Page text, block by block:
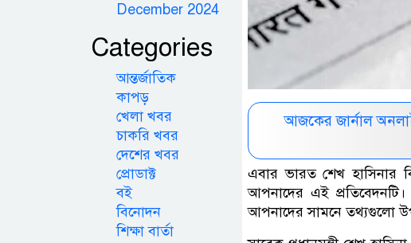
আজকের জার্নাল
এবার ভারত শেখ হাসিনার
আপনাদের এই
আপনাদের সামনে তথ্যগুলো
December 2024
Categories
আন্তর্জাতিক
কাপড়
খেলা খবর
চাকরি খবর
দেশের খবর
প্রোডাক্ট
বই
বিনোদন
শিক্ষা বার্তা